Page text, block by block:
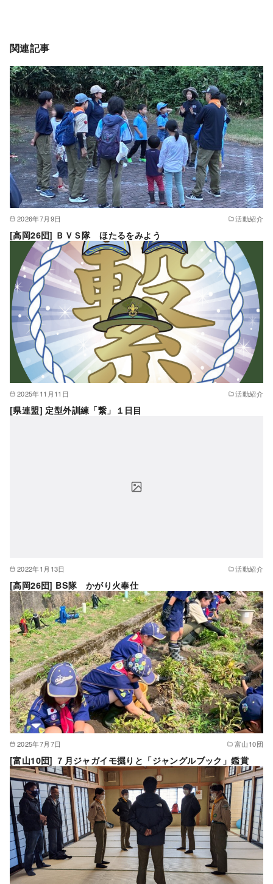
関連記事
2026年7月9日 活動紹介
[高岡26団] ＢＶＳ隊 ほたるをみよう
2025年11月11日 活動紹介
[県連盟] 定型外訓練「繋」１日目
2022年1月13日 活動紹介
[高岡26団] BS隊 かがり火奉仕
2025年7月7日 富山10団
[富山10団] ７月ジャガイモ掘りと「ジャングルブック」鑑賞